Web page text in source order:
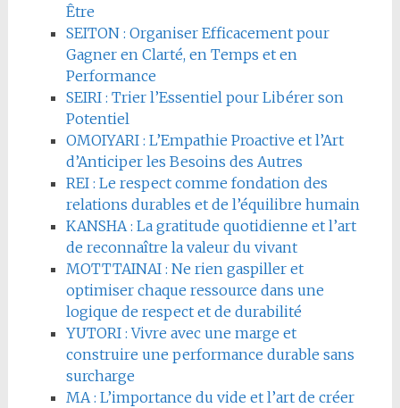
Être
SEITON : Organiser Efficacement pour
Gagner en Clarté, en Temps et en
Performance
SEIRI : Trier l’Essentiel pour Libérer son
Potentiel
OMOIYARI : L’Empathie Proactive et l’Art
d’Anticiper les Besoins des Autres
REI : Le respect comme fondation des
relations durables et de l’équilibre humain
KANSHA : La gratitude quotidienne et l’art
de reconnaître la valeur du vivant
MOTTTAINAI : Ne rien gaspiller et
optimiser chaque ressource dans une
logique de respect et de durabilité
YUTORI : Vivre avec une marge et
construire une performance durable sans
surcharge
MA : L’importance du vide et l’art de créer